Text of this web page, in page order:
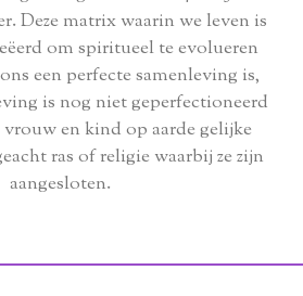
Deze matrix waarin we leven is
om spiritueel te evolueren
een perfecte samenleving is,
is nog niet geperfectioneerd
en kind op aarde gelijke
ras of religie waarbij ze zijn
aangesloten.